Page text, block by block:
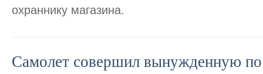
охраннику магазина.
Самолет совершил вынужденную